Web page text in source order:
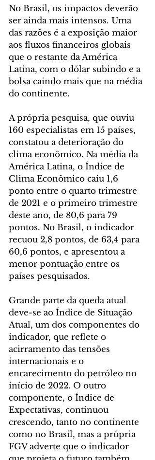
No Brasil, os impactos deverão
ser ainda mais intensos. Uma
das razões é a exposição maior
aos fluxos financeiros globais
que o restante da América
Latina, com o dólar subindo e a
bolsa caindo mais que na média
do continente.
A própria pesquisa, que ouviu
160 especialistas em 15 países,
constatou a deterioração do
clima econômico. Na média da
América Latina, o Índice de
Clima Econômico caiu 1,6
ponto entre o quarto trimestre
de 2021 e o primeiro trimestre
deste ano, de 80,6 para 79
pontos. No Brasil, o indicador
recuou 2,8 pontos, de 63,4 para
60,6 pontos, e apresentou a
menor pontuação entre os
países pesquisados.
Grande parte da queda atual
deve-se ao Índice de Situação
Atual, um dos componentes do
indicador, que reflete o
acirramento das tensões
internacionais e o
encarecimento do petróleo no
início de 2022. O outro
componente, o Índice de
Expectativas, continuou
crescendo, tanto no continente
como no Brasil, mas a própria
FGV adverte que o indicador